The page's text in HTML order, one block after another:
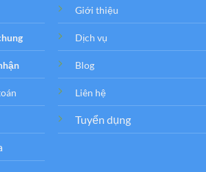
Giới thiệu
Dịch vụ
Blog
Liên hệ
Tuyển dụng